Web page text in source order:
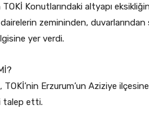
Konutlarındaki altyapı
zemininden,
yer verdi.
Erzurum’un Aziziye
talep etti.